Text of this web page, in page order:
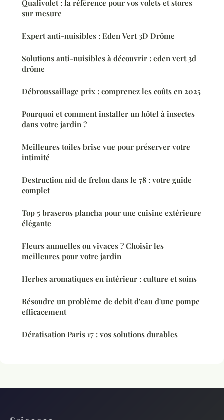
Qualivolet : la référence pour vos volets et stores
sur mesure
Expert anti-nuisibles : Eden Vert 3D Drôme
Solutions anti-nuisibles à découvrir : eden vert 3d
drôme
Débroussaillage prix : comprenez les coûts en 2025
Pourquoi et comment installer un hôtel à insectes
dans votre jardin ?
Meilleures toiles brise vue pour préserver votre
intimité
Destruction nid de frelon dans le 78 : votre guide
complet
Top 5 braseros plancha pour une cuisine extérieure
élégante
Fleurs annuelles ou vivaces ? Choisir les
meilleures pour votre jardin
Herbes aromatiques en intérieur : culture et soins
Résoudre un problème de debit d'eau d'une pompe
efficacement
Dératisation Paris 17 : vos solutions durables